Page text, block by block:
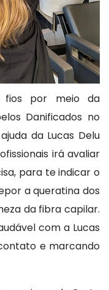
fios por meio da
Danificados no
da Lucas Delu
irá avaliar
para te indicar o
a queratina dos
da fibra capilar.
com a Lucas
e marcando